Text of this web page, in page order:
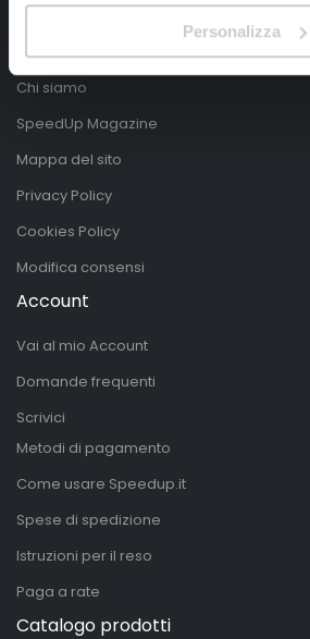
Personalizza
Speedup.it by Trio Group
Telefono0423.601555
Chi siamo
SpeedUp Magazine
Mappa del sito
Privacy Policy
Cookies Policy
Modifica consensi
Account
Vai al mio Account
Domande frequenti
Scrivici
Metodi di pagamento
Come usare Speedup.it
Spese di spedizione
Istruzioni per il reso
Paga a rate
Catalogo prodotti